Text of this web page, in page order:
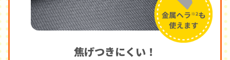
焦げつきにくい！